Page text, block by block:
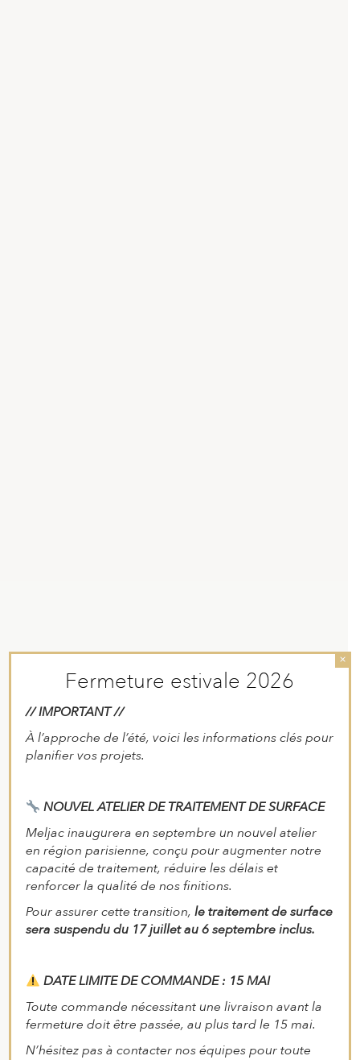
Fermeture estivale 2026
// IMPORTANT //
À l’approche de l’été, voici les informations clés pour
planifier vos projets.
NOUVEL ATELIER DE TRAITEMENT DE SURFACE
Meljac inaugurera en septembre un nouvel atelier
en région parisienne, conçu pour augmenter notre
capacité de traitement, réduire les délais et
renforcer la qualité de nos finitions.
Pour assurer cette transition, le traitement de surface
sera suspendu du 17 juillet au 6 septembre inclus.
DATE LIMITE DE COMMANDE : 15 MAI
Toute commande nécessitant une livraison avant la
fermeture doit être passée, au plus tard le 15 mai.
N’hésitez pas à contacter nos équipes pour toute
×